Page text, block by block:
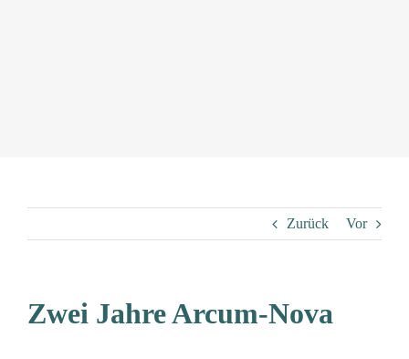
Zurück Vor
Zwei Jahre Arcum-Nova